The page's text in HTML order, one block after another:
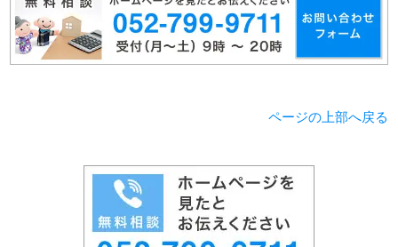
ページの上部へ戻る